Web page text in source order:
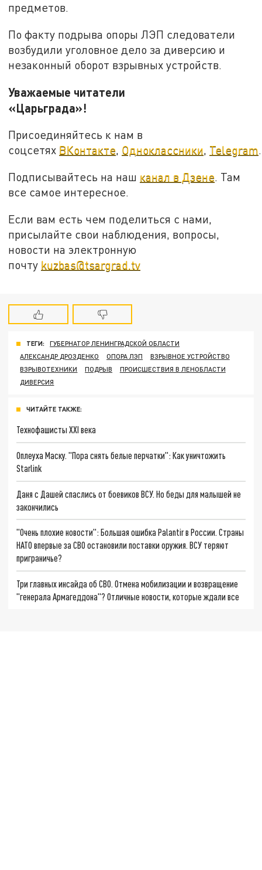
предметов.
По факту подрыва опоры ЛЭП следователи
возбудили уголовное дело за диверсию и
незаконный оборот взрывных устройств.
Уважаемые читатели
«Царьграда»!
Присоединяйтесь к нам в
соцсетях ВКонтакте, Одноклассники, Telegram.
Подписывайтесь на наш канал в Дзене. Там
все самое интересное.
Если вам есть чем поделиться с нами,
присылайте свои наблюдения, вопросы,
новости на электронную
почту kuzbas@tsargrad.tv
ТЕГИ:
ГУБЕРНАТОР ЛЕНИНГРАДСКОЙ ОБЛАСТИ
АЛЕКСАНДР ДРОЗДЕНКО
ОПОРА ЛЭП
ВЗРЫВНОЕ УСТРОЙСТВО
ВЗРЫВОТЕХНИКИ
ПОДРЫВ
ПРОИСШЕСТВИЯ В ЛЕНОБЛАСТИ
ДИВЕРСИЯ
ЧИТАЙТЕ ТАКЖЕ:
Технофашисты XXI века
Оплеуха Маску. "Пора снять белые перчатки": Как уничтожить
Starlink
Даня с Дашей спаслись от боевиков ВСУ. Но беды для малышей не
закончились
"Очень плохие новости": Большая ошибка Palantir в России. Страны
НАТО впервые за СВО остановили поставки оружия. ВСУ теряют
приграничье?
Три главных инсайда об СВО. Отмена мобилизации и возвращение
"генерала Армагеддона"? Отличные новости, которые ждали все